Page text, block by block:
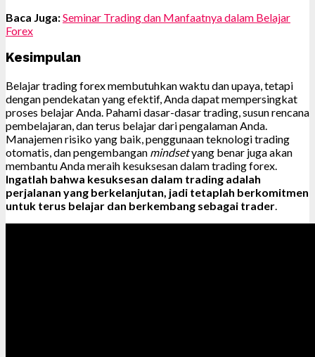
Baca Juga:Seminar Trading dan Manfaatnya dalam Belajar
Forex
Kesimpulan
Belajar trading forex membutuhkan waktu dan upaya, tetapi
dengan pendekatan yang efektif, Anda dapat mempersingkat
proses belajar Anda. Pahami dasar-dasar trading, susun rencana
pembelajaran, dan terus belajar dari pengalaman Anda.
Manajemen risiko yang baik, penggunaan teknologi trading
otomatis, dan pengembangan mindsetyang benar juga akan
membantu Anda meraih kesuksesan dalam trading forex.
Ingatlah bahwa kesuksesan dalam trading adalah
perjalanan yang berkelanjutan, jadi tetaplah berkomitmen
untuk terus belajar dan berkembang sebagai trader.